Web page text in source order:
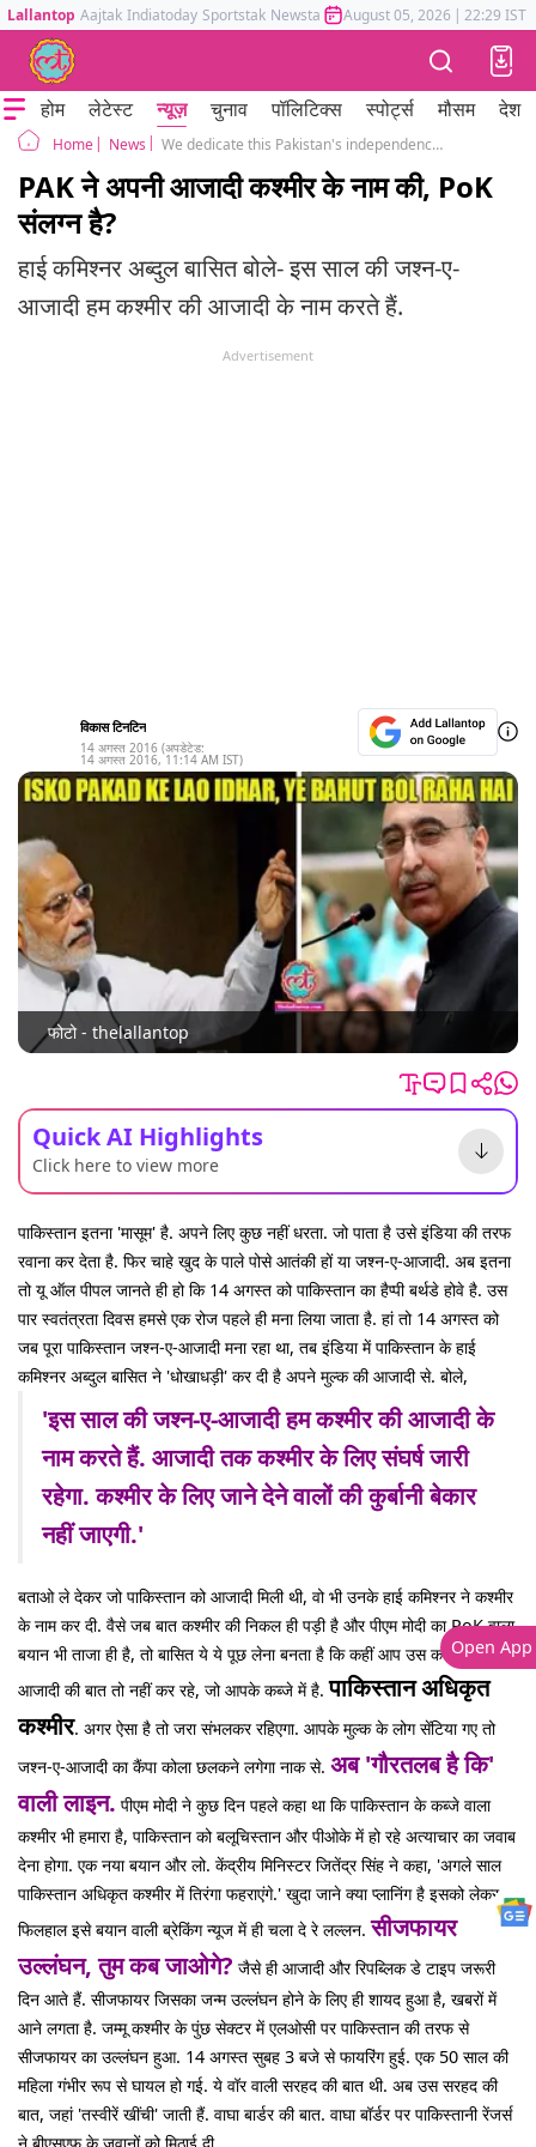
Lallantop Aajtak Indiatoday Sportstak Newstak Mumbai Tak Astrotak
August 05, 2026 | 22:29 IST
होम लेटेस्ट न्यूज़ चुनाव पॉलिटिक्स स्पोर्ट्स मौसम देश
Home News We dedicate this Pakistan's independence day to the independence of Kashmir Says Envoy Abdul Basit
PAK ने अपनी आजादी कश्मीर के नाम की, PoK
संलग्न है?
हाई कमिश्नर अब्दुल बासित बोले- इस साल की जश्न-ए-
आजादी हम कश्मीर की आजादी के नाम करते हैं.
Advertisement
विकास टिनटिन
14 अगस्त 2016 (अपडेटेड:
14 अगस्त 2016, 11:14 AM IST)
फोटो - thelallantop
Quick AI Highlights
Click here to view more
पाकिस्तान इतना 'मासूम' है. अपने लिए कुछ नहीं धरता. जो पाता है उसे इंडिया की तरफ
रवाना कर देता है. फिर चाहे खुद के पाले पोसे आतंकी हों या जश्न-ए-आजादी. अब इतना
तो यू ऑल पीपल जानते ही हो कि 14 अगस्त को पाकिस्तान का हैप्पी बर्थडे होवे है. उस
पार स्वतंत्रता दिवस हमसे एक रोज पहले ही मना लिया जाता है. हां तो 14 अगस्त को
जब पूरा पाकिस्तान जश्न-ए-आजादी मना रहा था, तब इंडिया में पाकिस्तान के हाई
कमिश्नर अब्दुल बासित ने 'धोखाधड़ी' कर दी है अपने मुल्क की आजादी से. बोले,
'इस साल की जश्न-ए-आजादी हम कश्मीर की आजादी के
नाम करते हैं. आजादी तक कश्मीर के लिए संघर्ष जारी
रहेगा. कश्मीर के लिए जाने देने वालों की कुर्बानी बेकार
नहीं जाएगी.'
बताओ ले देकर जो पाकिस्तान को आजादी मिली थी, वो भी उनके हाई कमिश्नर ने कश्मीर
के नाम कर दी. वैसे जब बात कश्मीर की निकल ही पड़ी है और पीएम मोदी का PoK वाला
बयान भी ताजा ही है, तो बासित ये ये पूछ लेना बनता है कि कहीं आप उस कश्मीर की
आजादी की बात तो नहीं कर रहे, जो आपके कब्जे में है.पाकिस्तान अधिकृत
कश्मीर. अगर ऐसा है तो जरा संभलकर रहिएगा. आपके मुल्क के लोग सेंटिया गए तो
जश्न-ए-आजादी का कैंपा कोला छलकने लगेगा नाक से. अब 'गौरतलब है कि'
वाली लाइन. पीएम मोदी ने कुछ दिन पहले कहा था कि पाकिस्तान के कब्जे वाला
कश्मीर भी हमारा है, पाकिस्तान को बलूचिस्तान और पीओके में हो रहे अत्याचार का जवाब
देना होगा. एक नया बयान और लो. केंद्रीय मिनिस्टर जितेंद्र सिंह ने कहा, 'अगले साल
पाकिस्तान अधिकृत कश्मीर में तिरंगा फहराएंगे.' खुदा जाने क्या प्लानिंग है इसको लेकर.
फिलहाल इसे बयान वाली ब्रेकिंग न्यूज में ही चला दे रे लल्लन.सीजफायर
उल्लंघन, तुम कब जाओगे? जैसे ही आजादी और रिपब्लिक डे टाइप जरूरी
दिन आते हैं. सीजफायर जिसका जन्म उल्लंघन होने के लिए ही शायद हुआ है, खबरों में
आने लगता है. जम्मू कश्मीर के पुंछ सेक्टर में एलओसी पर पाकिस्तान की तरफ से
सीजफायर का उल्लंघन हुआ. 14 अगस्त सुबह 3 बजे से फायरिंग हुई. एक 50 साल की
महिला गंभीर रूप से घायल हो गई. ये वॉर वाली सरहद की बात थी. अब उस सरहद की
बात, जहां 'तस्वीरें खींची' जाती हैं. वाघा बार्डर की बात. वाघा बॉर्डर पर पाकिस्तानी रेंजर्स
ने बीएसएफ के जवानों को मिठाई दी.
Open App